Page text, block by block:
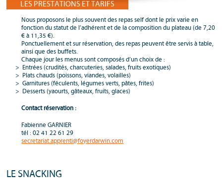
LES PRESTATIONS ET TARIFS
Nous proposons le plus souvent des repas self dont le prix varie en
fonction du statut de l’adhérent et de la composition du plateau (de 7,20
€ à 11,35 €).
Ponctuellement et sur réservation, des repas peuvent être servis à table,
ainsi que des buffets.
Chaque jour les menus sont composés d’un choix de :
Entrées (crudités, charcuteries, salades, fruits exotiques)
Plats chauds (poissons, viandes, volailles)
Garnitures (féculents, légumes verts, pâtes, frites)
Desserts (yaourts, gâteaux, fruits, glaces)
Contact réservation :
Fabienne GARNIER
tél : 02 41 22 61 29
secretariat.apprenti@foyerdarwin.com
LE SNACKING